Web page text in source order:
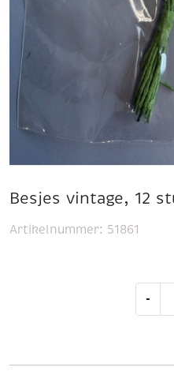
Besjes vintage, 12
-
Artikelnummer: 51861